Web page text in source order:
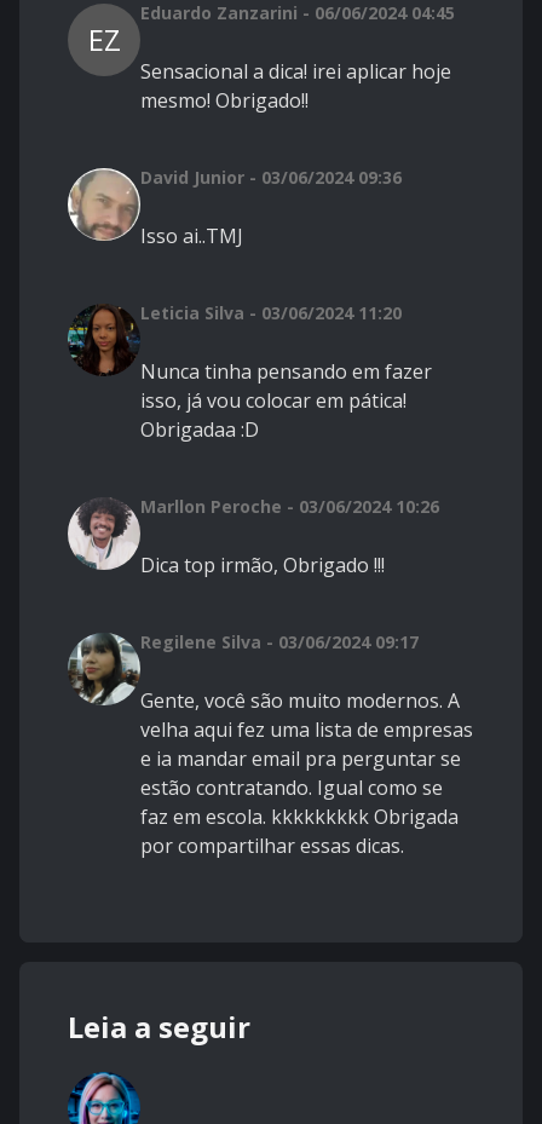
EZ
Eduardo Zanzarini - 06/06/2024 04:45
Sensacional a dica! irei aplicar hoje
mesmo! Obrigado!!
David Junior - 03/06/2024 09:36
Isso ai..TMJ
Leticia Silva - 03/06/2024 11:20
Nunca tinha pensando em fazer
isso, já vou colocar em pática!
Obrigadaa :D
Marllon Peroche - 03/06/2024 10:26
Dica top irmão, Obrigado !!!
Regilene Silva - 03/06/2024 09:17
Gente, você são muito modernos. A
velha aqui fez uma lista de empresas
e ia mandar email pra perguntar se
estão contratando. Igual como se
faz em escola. kkkkkkkkk Obrigada
por compartilhar essas dicas.
Leia a seguir